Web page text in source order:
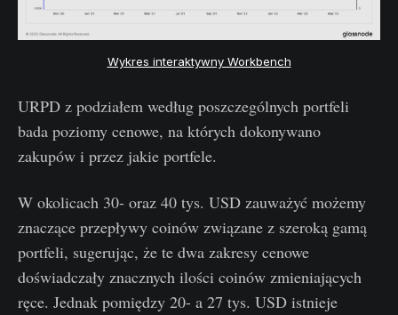
Wykres interaktywny Workbench
URPD z podziałem według poszczególnych portfeli
bada poziomy cenowe, na których dokonywano
zakupów i przez jakie portfele.
W okolicach 30- oraz 40 tys. USD zauważyć możemy
znaczące przepływy coinów związane z szeroką gamą
portfeli, sugerując, że te dwa zakresy cenowe
doświadczały znacznych ilości coinów zmieniających
ręce. Jednak pomiędzy 20- a 27 tys. USD istnieje